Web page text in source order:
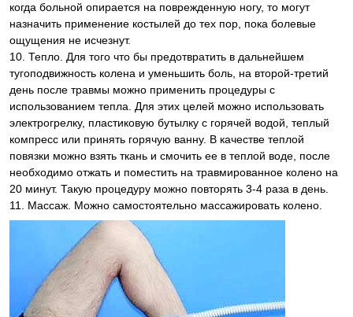
когда больной опирается на поврежденную ногу, то могут
назначить применение костылей до тех пор, пока болевые
ощущения не исчезнут.
10. Тепло. Для того что бы предотвратить в дальнейшем
тугоподвижность колена и уменьшить боль, на второй-третий
день после травмы можно применить процедуры с
использованием тепла. Для этих целей можно использовать
электрогрелку, пластиковую бутылку с горячей водой, теплый
компресс или принять горячую ванну. В качестве теплой
повязки можно взять ткань и смочить ее в теплой воде, после
необходимо отжать и поместить на травмированное колено на
20 минут. Такую процедуру можно повторять 3-4 раза в день.
11. Массаж. Можно самостоятельно массажировать колено.